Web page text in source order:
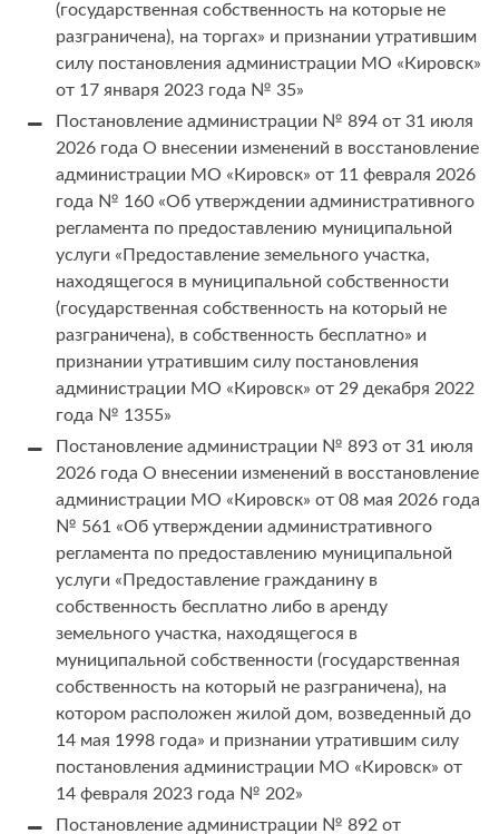
(государственная собственность на которые не
разграничена), на торгах» и признании утратившим
силу постановления администрации МО «Кировск»
от 17 января 2023 года № 35»
Постановление администрации № 894 от 31 июля
2026 года О внесении изменений в восстановление
администрации МО «Кировск» от 11 февраля 2026
года № 160 «Об утверждении административного
регламента по предоставлению муниципальной
услуги «Предоставление земельного участка,
находящегося в муниципальной собственности
(государственная собственность на который не
разграничена), в собственность бесплатно» и
признании утратившим силу постановления
администрации МО «Кировск» от 29 декабря 2022
года № 1355»
Постановление администрации № 893 от 31 июля
2026 года О внесении изменений в восстановление
администрации МО «Кировск» от 08 мая 2026 года
№ 561 «Об утверждении административного
регламента по предоставлению муниципальной
услуги «Предоставление гражданину в
собственность бесплатно либо в аренду
земельного участка, находящегося в
муниципальной собственности (государственная
собственность на который не разграничена), на
котором расположен жилой дом, возведенный до
14 мая 1998 года» и признании утратившим силу
постановления администрации МО «Кировск» от
14 февраля 2023 года № 202»
Постановление администрации № 892 от